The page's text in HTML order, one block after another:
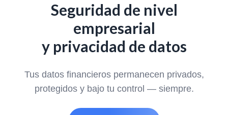
Seguridad de nivel
empresarial
y privacidad de datos
Tus datos financieros permanecen privados,
protegidos y bajo tu control — siempre.